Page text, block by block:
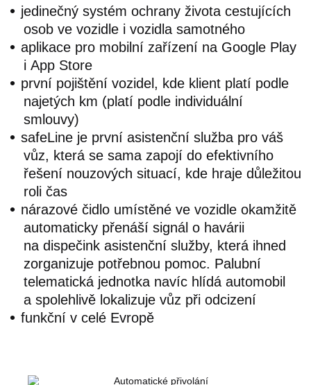
jedinečný systém ochrany života cestujících
osob ve vozidle i vozidla samotného
aplikace pro mobilní zařízení na Google Play
i App Store
první pojištění vozidel, kde klient platí podle
najetých km (platí podle individuální
smlouvy)
safeLine je první asistenční služba pro váš
vůz, která se sama zapojí do efektivního
řešení nouzových situací, kde hraje důležitou
roli čas
nárazové čidlo umístěné ve vozidle okamžitě
automaticky přenáší signál o havárii
na dispečink asistenční služby, která ihned
zorganizuje potřebnou pomoc. Palubní
telematická jednotka navíc hlídá automobil
a spolehlivě lokalizuje vůz při odcizení
funkční v celé Evropě